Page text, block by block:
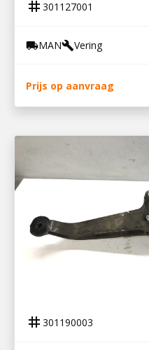
tag 301127001
local_shippingMANbuildVering
Prijs op aanvraag
tag 301190003